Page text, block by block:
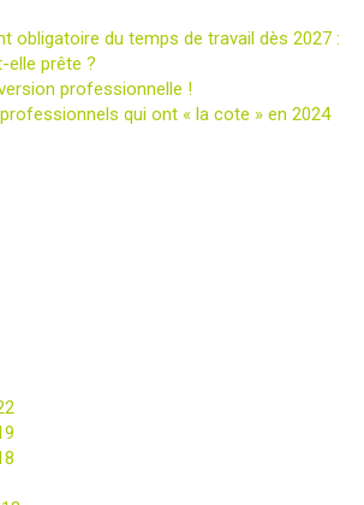
obligatoire du temps de travail dès 2027 :
elle prête ?
professionnelle !
qui ont « la cote » en 2024